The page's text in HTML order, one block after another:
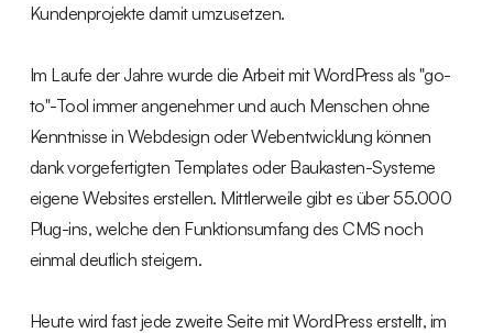
Kundenprojekte damit umzusetzen.
Im Laufe der Jahre wurde die Arbeit mit WordPress als "go-
to"-Tool immer angenehmer und auch Menschen ohne
Kenntnisse in Webdesign oder Webentwicklung können
dank vorgefertigten Templates oder Baukasten-Systeme
eigene Websites erstellen. Mittlerweile gibt es über 55.000
Plug-ins, welche den Funktionsumfang des CMS noch
einmal deutlich steigern.
Heute wird fast jede zweite Seite mit WordPress erstellt, im